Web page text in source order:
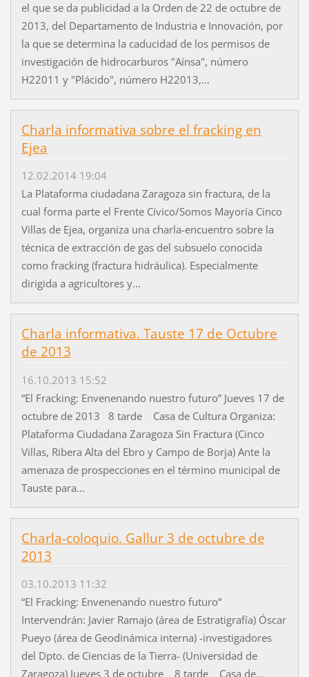
el que se da publicidad a la Orden de 22 de octubre de
2013, del Departamento de Industria e Innovación, por
la que se determina la caducidad de los permisos de
investigación de hidrocarburos "Aínsa", número
H22011 y "Plácido", número H22013,...
Charla informativa sobre el fracking en
Ejea
12.02.2014 19:04
La Plataforma ciudadana Zaragoza sin fractura, de la
cual forma parte el Frente Cívico/Somos Mayoría Cinco
Villas de Ejea, organiza una charla-encuentro sobre la
técnica de extracción de gas del subsuelo conocida
como fracking (fractura hidráulica). Especialmente
dirigida a agricultores y...
Charla informativa. Tauste 17 de Octubre
de 2013
16.10.2013 15:52
“El Fracking: Envenenando nuestro futuro” Jueves 17 de
octubre de 2013 8 tarde Casa de Cultura Organiza:
Plataforma Ciudadana Zaragoza Sin Fractura (Cinco
Villas, Ribera Alta del Ebro y Campo de Borja) Ante la
amenaza de prospecciones en el término municipal de
Tauste para...
Charla-coloquio. Gallur 3 de octubre de
2013
03.10.2013 11:32
“El Fracking: Envenenando nuestro futuro”
Intervendrán: Javier Ramajo (área de Estratigrafía) Óscar
Pueyo (área de Geodinámica interna) -investigadores
del Dpto. de Ciencias de la Tierra- (Universidad de
Zaragoza) Jueves 3 de octubre 8 tarde Casa de...